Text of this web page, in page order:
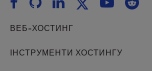
ВЕБ-ХОСТИНГ
Віртуальний хостинг
ІНСТРУМЕНТИ ХОСТИНГУ